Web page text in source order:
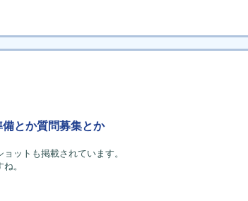
とか質問募集とか
ットも掲載されています。
。